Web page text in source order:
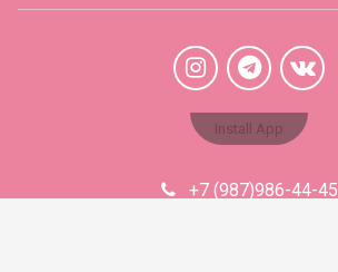
+7 (987)986-44-45
Install App